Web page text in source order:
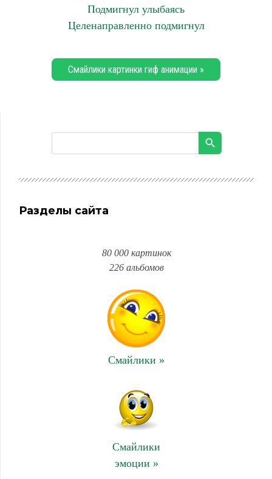
Подмигнул улыбаясь
Целенаправленно подмигнул
Смайлики картинки гиф анимации »
Разделы сайта
80 000 картинок
226 альбомов
Смайлики »
Смайлики
эмоции »